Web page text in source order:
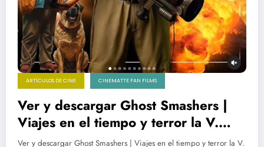
ARTÍCULOS DE CINE CINEMATTE FAN FILMS
Ver y descargar Ghost Smashers |
Viajes en el tiempo y terror la V.
Beta de Los Cazafantasmas
Ver y descargar Ghost Smashers | Viajes en el tiempo y terror la V.